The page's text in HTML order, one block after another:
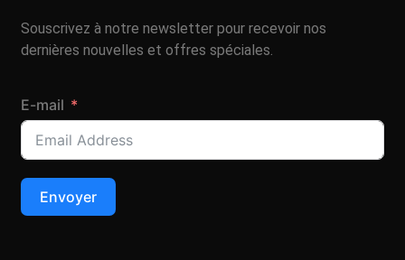
Souscrivez à notre newsletter pour recevoir nos
dernières nouvelles et offres spéciales.
E-mail
Envoyer